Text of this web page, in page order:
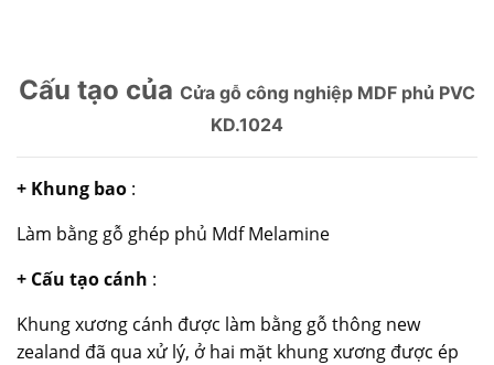
Cấu tạo của Cửa gỗ công nghiệp MDF phủ PVC
KD.1024
+ Khung bao :
Làm bằng gỗ ghép phủ Mdf Melamine
+ Cấu tạo cánh :
Khung xương cánh được làm bằng gỗ thông new
zealand đã qua xử lý, ở hai mặt khung xương được ép